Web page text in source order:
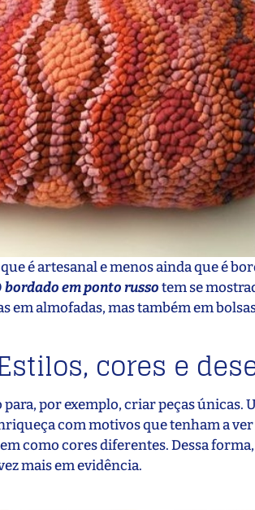
é artesanal e menos ainda que é
bordado em ponto russotem se
em almofadas, mas também em
cores e
por exemplo, criar peças únicas.
com motivos que tenham a ver
como cores diferentes. Dessa
mais em evidência.